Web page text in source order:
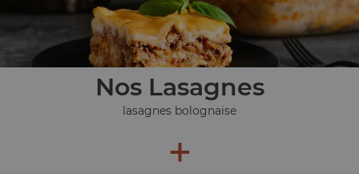
Nos Lasagnes
lasagnes bolognaise
+